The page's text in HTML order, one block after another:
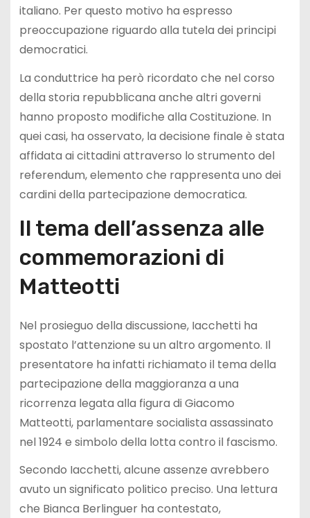
italiano. Per questo motivo ha espresso
preoccupazione riguardo alla tutela dei principi
democratici.
La conduttrice ha però ricordato che nel corso
della storia repubblicana anche altri governi
hanno proposto modifiche alla Costituzione. In
quei casi, ha osservato, la decisione finale è stata
affidata ai cittadini attraverso lo strumento del
referendum, elemento che rappresenta uno dei
cardini della partecipazione democratica.
Il tema dell’assenza alle
commemorazioni di
Matteotti
Nel prosieguo della discussione, Iacchetti ha
spostato l’attenzione su un altro argomento. Il
presentatore ha infatti richiamato il tema della
partecipazione della maggioranza a una
ricorrenza legata alla figura di Giacomo
Matteotti, parlamentare socialista assassinato
nel 1924 e simbolo della lotta contro il fascismo.
Secondo Iacchetti, alcune assenze avrebbero
avuto un significato politico preciso. Una lettura
che Bianca Berlinguer ha contestato,